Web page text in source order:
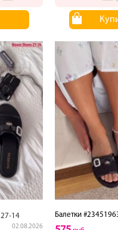
27-14
02.08.2026
Балетки